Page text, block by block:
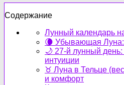
Содержание
Лунный календарь
🌘 Убывающая Луна:
🌙 27-й лунный
интуиции
♉ Луна в Тельце
и комфорт